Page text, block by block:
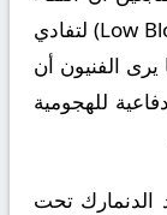
سيتسم بالتحفظ الدفاعي المبالغ فيه (Low Block) لتفادي
الفنيون أن
للهجومية
مباراة فرنسا تحت 17 ضد الدنمارك تحت